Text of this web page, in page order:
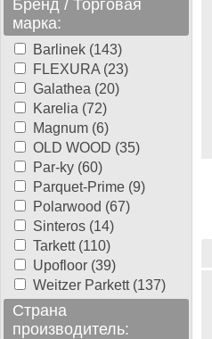
Бренд / Торговая
марка:
Barlinek (143)
FLEXURA (23)
Galathea (20)
Karelia (72)
Magnum (6)
OLD WOOD (35)
Par-ky (60)
Parquet-Prime (9)
Polarwood (67)
Sinteros (14)
Tarkett (110)
Upofloor (39)
Weitzer Parkett (137)
Страна
производитель: